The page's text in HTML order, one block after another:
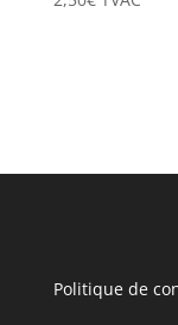
Politique de